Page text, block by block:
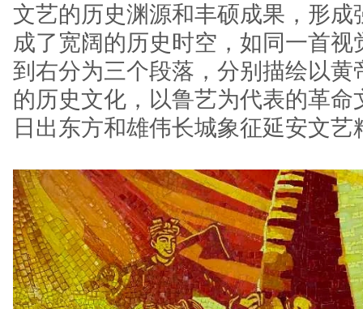
文艺的历史渊源和丰硕成果，形成
成了宽阔的历史时空，如同一首
到右分为三个段落，分别描绘以黄
的历史文化，以鲁艺为代表的革
日出东方和雄伟长城象征延安文